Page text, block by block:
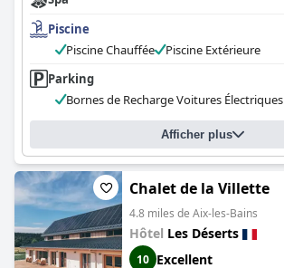
Piscine
Piscine Chauffée
Piscine Extérieure
Parking
Bornes de Recharge Voitures Électriques
Afficher plus
Chalet de la Villette
4.8 miles de Aix-les-Bains
Hôtel Les Déserts
10 Excellent